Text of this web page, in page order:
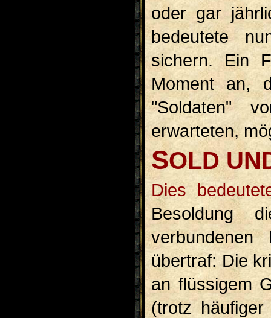
oder gar
bedeutete
sichern. Ein
Moment an,
"Soldaten"
erwarteten,
SOLD
Dies bedeutete zum einen, dass das Problem der
Besoldung
übertraf: Die
an flüssigem
(trotz häufiger